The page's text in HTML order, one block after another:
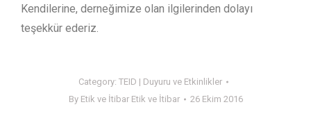
Kendilerine, derneğimize olan ilgilerinden dolayı
teşekkür ederiz.
Category: TEID | Duyuru ve Etkinlikler
By Etik ve İtibar Etik ve İtibar 26 Ekim 2016